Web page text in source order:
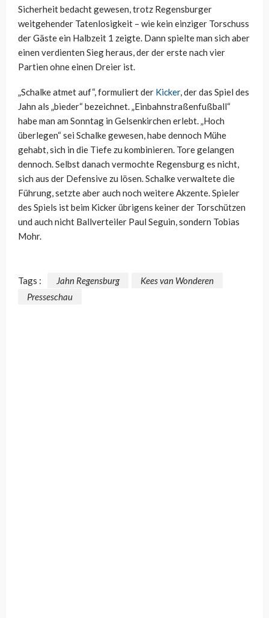
Sicherheit bedacht gewesen, trotz Regensburger
weitgehender Tatenlosigkeit – wie kein einziger Torschuss
der Gäste ein Halbzeit 1 zeigte. Dann spielte man sich aber
einen verdienten Sieg heraus, der der erste nach vier
Partien ohne einen Dreier ist.
„Schalke atmet auf“, formuliert der Kicker, der das Spiel des
Jahn als „bieder“ bezeichnet. „Einbahnstraßenfußball“
habe man am Sonntag in Gelsenkirchen erlebt. „Hoch
überlegen“ sei Schalke gewesen, habe dennoch Mühe
gehabt, sich in die Tiefe zu kombinieren. Tore gelangen
dennoch. Selbst danach vermochte Regensburg es nicht,
sich aus der Defensive zu lösen. Schalke verwaltete die
Führung, setzte aber auch noch weitere Akzente. Spieler
des Spiels ist beim Kicker übrigens keiner der Torschützen
und auch nicht Ballverteiler Paul Seguin, sondern Tobias
Mohr.
Tags : Jahn Regensburg
Kees van Wonderen
Presseschau